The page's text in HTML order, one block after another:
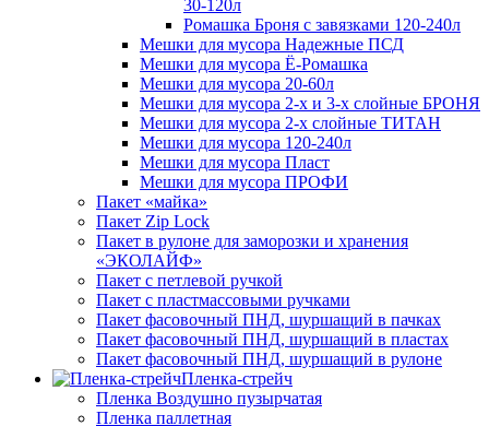
30-120л
Ромашка Броня с завязками 120-240л
Мешки для мусора Надежные ПСД
Мешки для мусора Ё-Ромашка
Мешки для мусора 20-60л
Мешки для мусора 2-х и 3-х слойные БРОНЯ
Мешки для мусора 2-х слойные ТИТАН
Мешки для мусора 120-240л
Мешки для мусора Пласт
Мешки для мусора ПРОФИ
Пакет «майка»
Пакет Zip Lock
Пакет в рулоне для заморозки и хранения
«ЭКОЛАЙФ»
Пакет с петлевой ручкой
Пакет с пластмассовыми ручками
Пакет фасовочный ПНД, шуршащий в пачках
Пакет фасовочный ПНД, шуршащий в пластах
Пакет фасовочный ПНД, шуршащий в рулоне
Пленка-стрейч
Пленка Воздушно пузырчатая
Пленка паллетная